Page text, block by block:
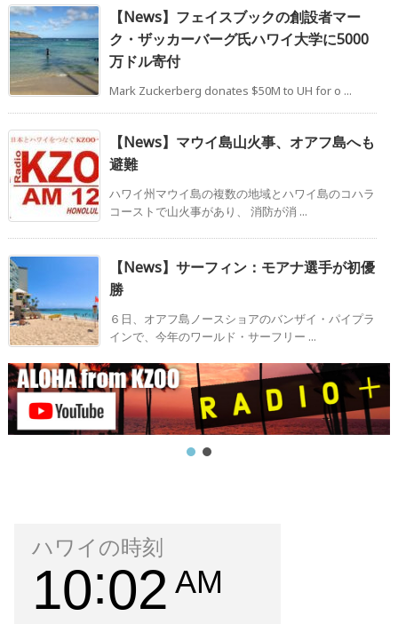
【News】フェイスブックの創設者マー
ク・ザッカーバーグ氏ハワイ大学に5000
万ドル寄付
Mark Zuckerberg donates $50M to UH for o ...
【News】マウイ島山火事、オアフ島へも
避難
ハワイ州マウイ島の複数の地域とハワイ島のコハラ
コーストで山火事があり、 消防が消 ...
【News】サーフィン：モアナ選手が初優
勝
６日、オアフ島ノースショアのバンザイ・パイプラ
インで、今年のワールド・サーフリー ...
ハワイの時刻
10 02 AM